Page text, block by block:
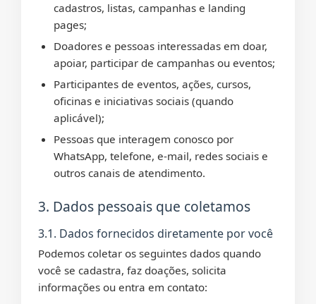
cadastros, listas, campanhas e landing
pages;
Doadores e pessoas interessadas em doar,
apoiar, participar de campanhas ou eventos;
Participantes de eventos, ações, cursos,
oficinas e iniciativas sociais (quando
aplicável);
Pessoas que interagem conosco por
WhatsApp, telefone, e-mail, redes sociais e
outros canais de atendimento.
3. Dados pessoais que coletamos
3.1. Dados fornecidos diretamente por você
Podemos coletar os seguintes dados quando
você se cadastra, faz doações, solicita
informações ou entra em contato: